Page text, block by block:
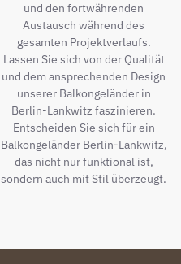
und den fortwährenden
Austausch während des
gesamten Projektverlaufs.
Lassen Sie sich von der Qualität
und dem ansprechenden Design
unserer Balkongeländer in
Berlin-Lankwitz faszinieren.
Entscheiden Sie sich für ein
Balkongeländer Berlin-Lankwitz,
das nicht nur funktional ist,
sondern auch mit Stil überzeugt.